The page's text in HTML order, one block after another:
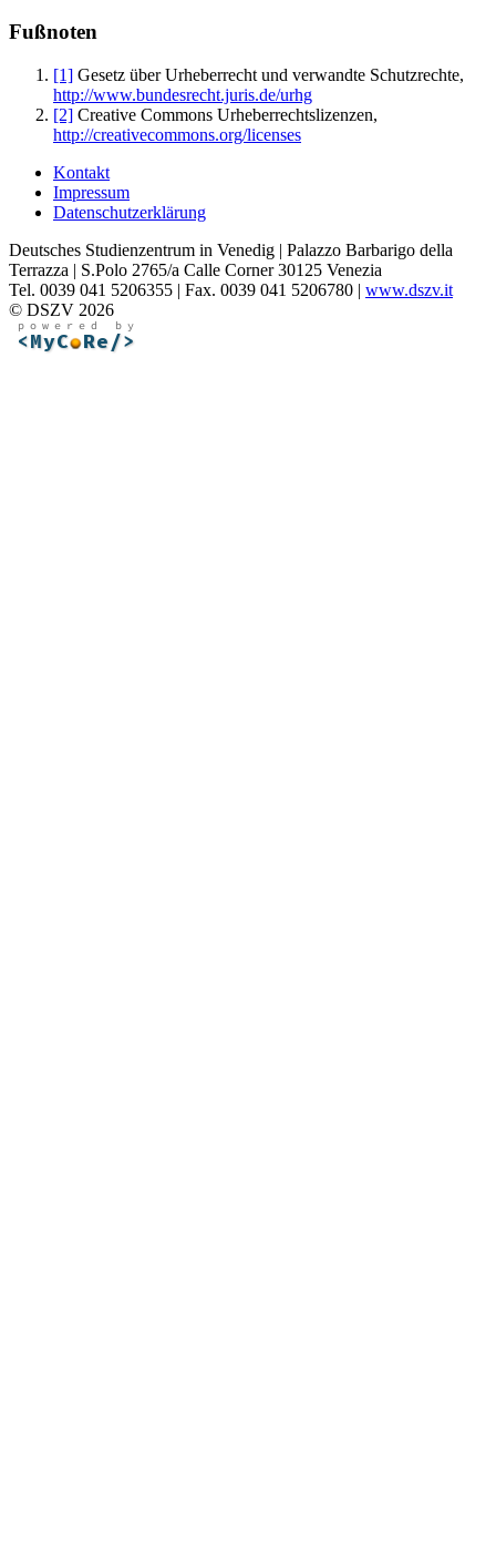
Fußnoten
[1] Gesetz über Urheberrecht und verwandte Schutzrechte,
http://www.bundesrecht.juris.de/urhg
[2] Creative Commons Urheberrechtslizenzen,
http://creativecommons.org/licenses
Kontakt
Impressum
Datenschutzerklärung
Deutsches Studienzentrum in Venedig | Palazzo Barbarigo della
Terrazza | S.Polo 2765/a Calle Corner 30125 Venezia
Tel. 0039 041 5206355 | Fax. 0039 041 5206780 | www.dszv.it
© DSZV 2026